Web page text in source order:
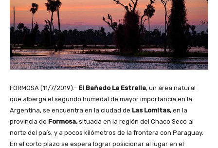
FORMOSA (11/7/2019).- El Bañado La Estrella, un área natural
que alberga el segundo humedal de mayor importancia en la
Argentina, se encuentra en la ciudad de Las Lomitas,en la
provincia de Formosa,situada en la región del Chaco Seco al
norte del país, y a pocos kilómetros de la frontera con Paraguay.
En el corto plazo se espera lograr posicionar al lugar en el